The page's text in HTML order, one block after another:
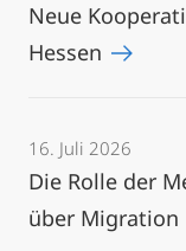
Neue
Hessen
16. Juli 2026
Die Rolle der
über Migration